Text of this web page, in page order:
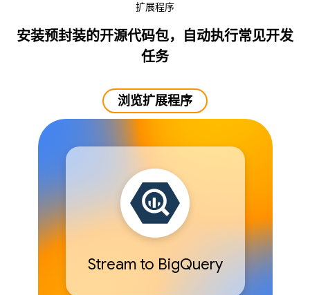
扩展程序
安装预封装的开源代码包，自动执行常见开发
任务
浏览扩展程序
Stream to BigQuery